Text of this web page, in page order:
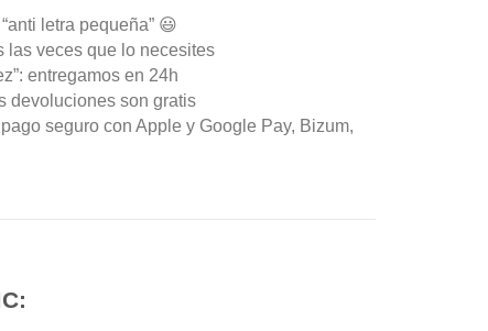
letra pequeña” 😃
las veces que lo necesites
entregamos en 24h
devoluciones son gratis
seguro con Apple y Google Pay, Bizum,